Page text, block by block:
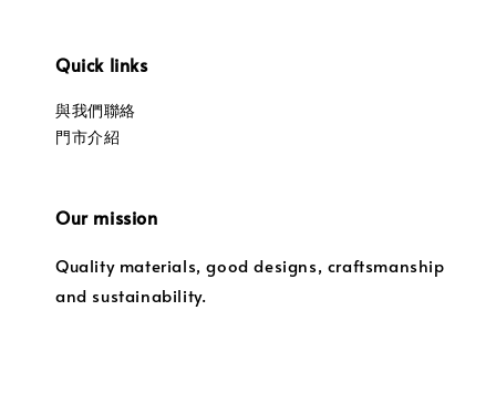
Quick links
與我們聯絡
門市介紹
Our mission
Quality materials, good designs, craftsmanship
and sustainability.